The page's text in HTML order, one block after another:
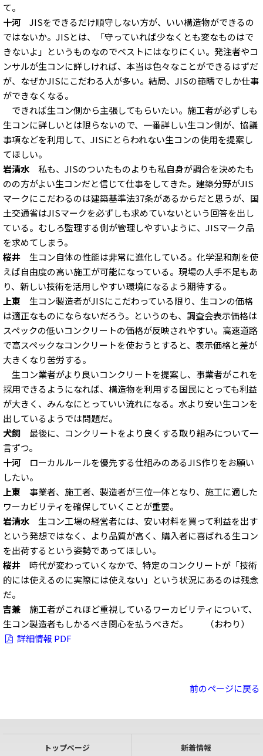
て。
十河 JISをできるだけ順守しない方が、いい構造物ができるの
ではないか。JISとは、「守っていれば少なくとも変なものはで
きないよ」というものなのでベストにはなりにくい。発注者やコ
ンサルが生コンに詳しければ、本当は色々なことができるはずだ
が、なぜかJISにこだわる人が多い。結局、JISの範疇でしか仕事
ができなくなる。
できれば生コン側から主張してもらいたい。施工者が必ずしも
生コンに詳しいとは限らないので、一番詳しい生コン側が、協議
事項などを利用して、JISにとらわれない生コンの使用を提案し
てほしい。
岩清水 私も、JISのついたものよりも私自身が調合を決めたも
のの方がよい生コンだと信じて仕事をしてきた。建築分野がJIS
マークにこだわるのは建築基準法37条があるからだと思うが、国
土交通省はJISマークを必ずしも求めていないという回答を出し
ている。むしろ監理する側が管理しやすいように、JISマーク品
を求めてしまう。
桜井 生コン自体の性能は非常に進化している。化学混和剤を使
えば自由度の高い施工が可能になっている。現場の人手不足もあ
り、新しい技術を活用しやすい環境になるよう期待する。
上東 生コン製造者がJISにこだわっている限り、生コンの価格
は適正なものにならないだろう。というのも、調査会表示価格は
スペックの低いコンクリートの価格が反映されやすい。高速道路
で高スペックなコンクリートを使おうとすると、表示価格と差が
大きくなり苦労する。
生コン業者がより良いコンクリートを提案し、事業者がこれを
採用できるようになれば、構造物を利用する国民にとっても利益
が大きく、みんなにとっていい流れになる。水より安い生コンを
出しているようでは問題だ。
犬飼 最後に、コンクリートをより良くする取り組みについて一
言ずつ。
十河 ローカルルールを優先する仕組みのあるJIS作りをお願い
したい。
上東 事業者、施工者、製造者が三位一体となり、施工に適した
ワーカビリティを確保していくことが重要。
岩清水 生コン工場の経営者には、安い材料を買って利益を出す
という発想ではなく、より品質が高く、購入者に喜ばれる生コン
を出荷するという姿勢であってほしい。
桜井 時代が変わっていくなかで、特定のコンクリートが「技術
的には使えるのに実際には使えない」という状況にあるのは残念
だ。
吉兼 施工者がこれほど重視しているワーカビリティについて、
生コン製造者もしかるべき関心を払うべきだ。 （おわり）
詳細情報 PDF
前のページに戻る
トップページ 新着情報